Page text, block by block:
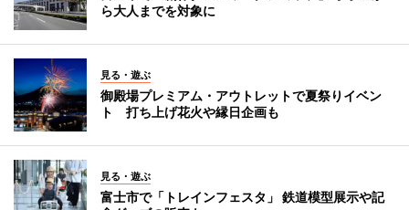
ら大人までを対象に
見る・遊ぶ
御殿場プレミアム・アウトレットで夏祭りイベン
ト 打ち上げ花火や縁日企画も
見る・遊ぶ
富士市で「トレインフェスタ」 鉄道模型展示や記